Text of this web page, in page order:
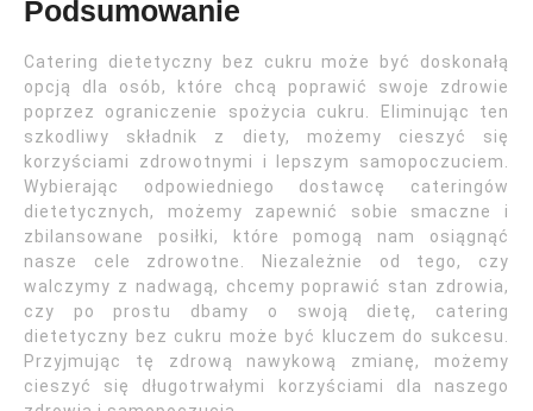
Podsumowanie
Catering dietetyczny bez cukru może być doskonałą
opcją dla osób, które chcą poprawić swoje zdrowie
poprzez ograniczenie spożycia cukru. Eliminując ten
szkodliwy składnik z diety, możemy cieszyć się
korzyściami zdrowotnymi i lepszym samopoczuciem.
Wybierając odpowiedniego dostawcę cateringów
dietetycznych, możemy zapewnić sobie smaczne i
zbilansowane posiłki, które pomogą nam osiągnąć
nasze cele zdrowotne. Niezależnie od tego, czy
walczymy z nadwagą, chcemy poprawić stan zdrowia,
czy po prostu dbamy o swoją dietę, catering
dietetyczny bez cukru może być kluczem do sukcesu.
Przyjmując tę zdrową nawykową zmianę, możemy
cieszyć się długotrwałymi korzyściami dla naszego